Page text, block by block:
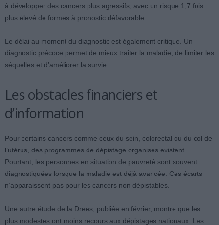
à développer des cancers plus agressifs, avec un risque 1,7 fois
plus élevé de formes à pronostic défavorable.
Le délai au moment du diagnostic est également critique. Un
diagnostic précoce permet de mieux traiter la maladie, de limiter les
séquelles et d’améliorer la survie.
Les obstacles financiers et
d’information
Pour certains cancers comme ceux du sein, colorectal ou du col de
l’utérus, des programmes de dépistage organisés existent.
Pourtant, les personnes en situation de pauvreté sont souvent
diagnostiquées lorsque la maladie est déjà avancée. Ces écarts
n’apparaissent pas pour les cancers non dépistables.
Une autre étude de la Drees, publiée en février, montre que les
plus modestes ont moins recours aux dépistages nationaux. Les